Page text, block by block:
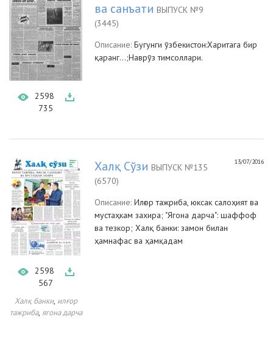
2598
735
ва санъати ВЫПУСК №9
(3445)
Описание: Бугунги ўзбекистон:Харитага бир
қаранг...;Наврўз тимсоллари.
2598
567
Халқ банки, илғор
тажриба, ягона дарча
13/07/2016
Халқ Сўзи ВЫПУСК №135
(6570)
Описание: Илғор тажриба, юксак салоҳият ва
мустаҳкам захира; "Ягона дарча": шаффоф
ва тезкор; Халқ банки: замон билан
ҳамнафас ва ҳамқадам